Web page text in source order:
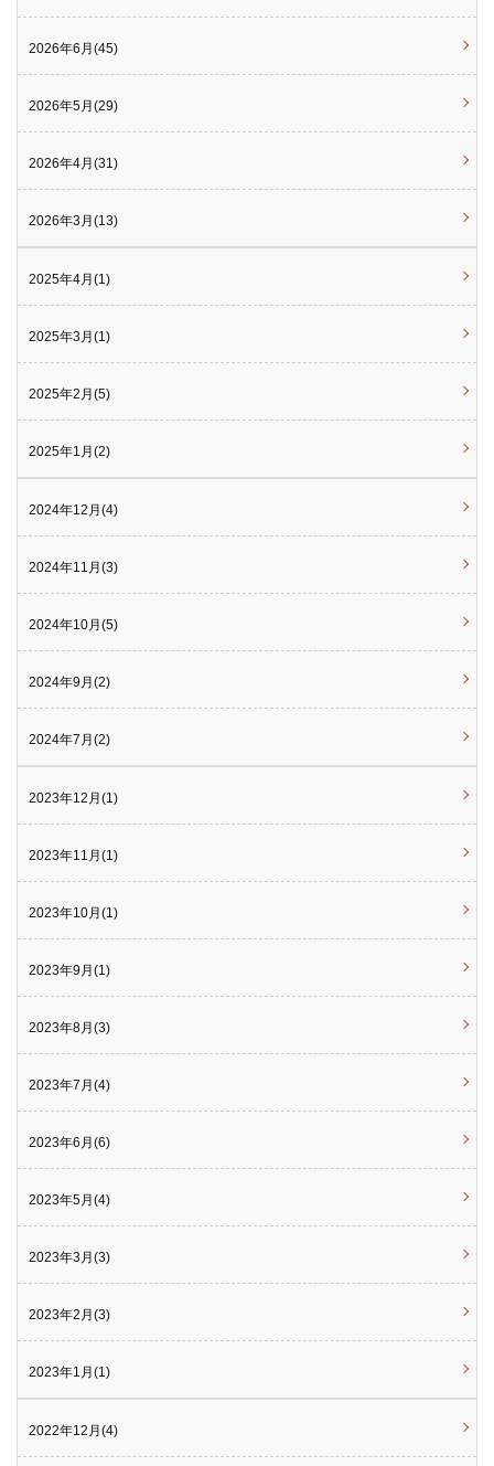
2026年6月(45)
2026年5月(29)
2026年4月(31)
2026年3月(13)
2025年4月(1)
2025年3月(1)
2025年2月(5)
2025年1月(2)
2024年12月(4)
2024年11月(3)
2024年10月(5)
2024年9月(2)
2024年7月(2)
2023年12月(1)
2023年11月(1)
2023年10月(1)
2023年9月(1)
2023年8月(3)
2023年7月(4)
2023年6月(6)
2023年5月(4)
2023年3月(3)
2023年2月(3)
2023年1月(1)
2022年12月(4)